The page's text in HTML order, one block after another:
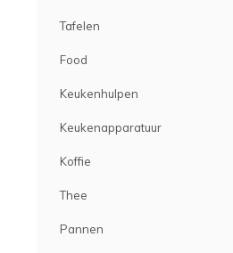
Tafelen
Food
Keukenhulpen
Keukenapparatuur
Koffie
Thee
Pannen